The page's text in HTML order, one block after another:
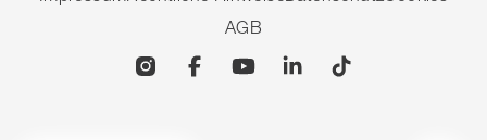
AGB
InstagramFacebookYouTubeLinkedin